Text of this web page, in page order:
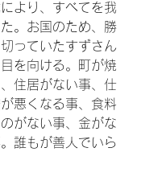
より、すべてを我
。お国のため、勝
っていたすずさん
を向ける。町が焼
住居がない事、仕
悪くなる事、食料
がない事、金がな
誰もが善人でいら